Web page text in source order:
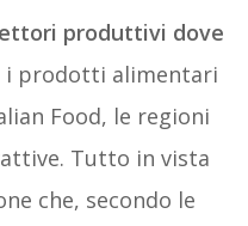
produttivi dove
i prodotti alimentari
Food, le regioni
Tutto in vista
che, secondo le